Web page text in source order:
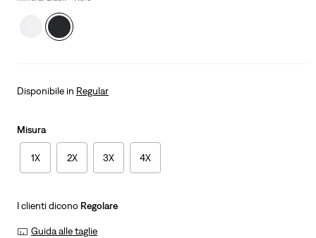
Disponibile in Regular
Misura
1X 2X 3X 4X
I clienti dicono Regolare
Guida alle taglie